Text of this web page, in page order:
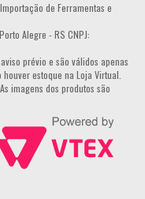
de Ferramentas e
Alegre - RS CNPJ:
prévio e são válidos apenas
estoque na Loja Virtual.
imagens dos produtos são